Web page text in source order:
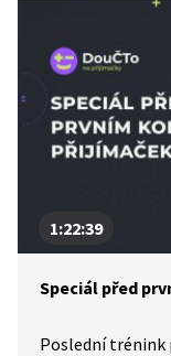
1:22:39
Speciál před
Poslední trénink